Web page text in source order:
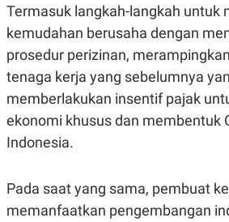
D
E
M
A
S
E
I
D
L
A
N
G
A
N
C
K
I
N
R
E
M
I
Termasuk langkah-langkah untuk
kemudahan berusaha dengan
prosedur perizinan,
tenaga kerja yang sebelumnya
memberlakukan insentif pajak
ekonomi khusus dan membentuk
Indonesia.
Pada saat yang sama, pembuat
memanfaatkan pengembangan